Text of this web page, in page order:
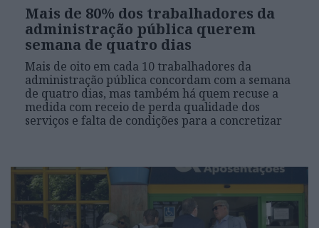
Mais de 80% dos trabalhadores da
administração pública querem
semana de quatro dias
Mais de oito em cada 10 trabalhadores da
administração pública concordam com a semana
de quatro dias, mas também há quem recuse a
medida com receio de perda qualidade dos
serviços e falta de condições para a concretizar